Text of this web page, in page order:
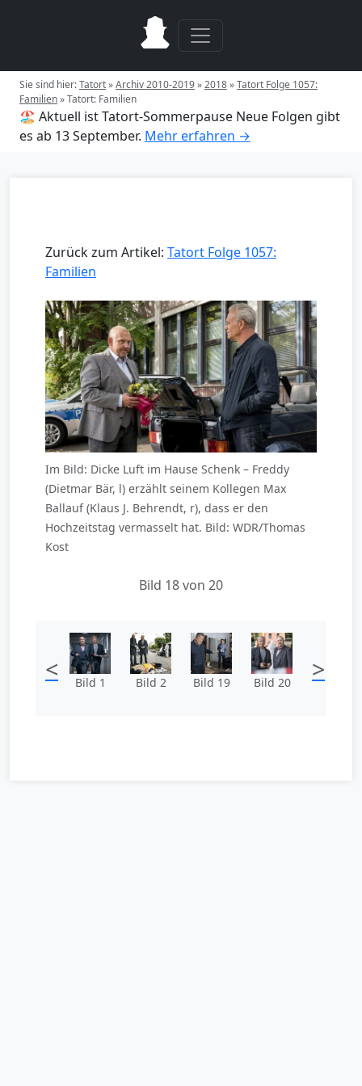
Sie sind hier:Tatort»Archiv 2010-2019»2018»Tatort Folge 1057:
Familien»Tatort: Familien
🏖️ Aktuell ist Tatort-Sommerpause Neue Folgen gibt
es ab 13 September. Mehr erfahren →
Zurück zum Artikel: Tatort Folge 1057:
Familien
Im Bild: Dicke Luft im Hause Schenk – Freddy
(Dietmar Bär, l) erzählt seinem Kollegen Max
Ballauf (Klaus J. Behrendt, r), dass er den
Hochzeitstag vermasselt hat. Bild: WDR/Thomas
Kost
Bild 18 von 20
< Bild 1 Bild 2 Bild 19 Bild 20 >